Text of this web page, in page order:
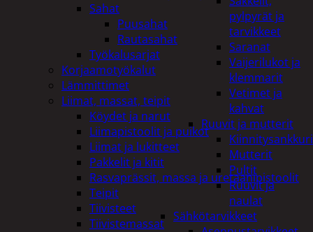
pylpyrät ja
tarvikkeet
Saranat
Vaijerilukot ja
klemmarit
Vetimet ja
kahvat
Ruuvit ja mutterit
Mutterit
Pultit
Ruuvit ja
naulat
Sähkötarvikkeet
Sahat
Puusahat
Rautasahat
Työkalusarjat
Korjaamotyökalut
Lämmittimet
Liimat, massat, teipit
Köydet ja narut
Liimapistoolit ja puikot
Liimat ja lukitteet
Pakkelit ja kitit
Rasvaprässit, massa ja uretaanipistoolit
Teipit
Tiivisteet
Tiivistemassat